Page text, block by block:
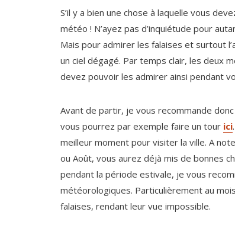
S’il y a bien une chose à laquelle vous
météo ! N’ayez pas d’inquiétude pour
Mais pour admirer les falaises et surtout
un ciel dégagé. Par temps clair, les deux
devez pouvoir les admirer ainsi pendant
Avant de partir, je vous recommande
vous pourrez par exemple faire un tour ici
meilleur moment pour visiter la ville. A
ou Août, vous aurez déjà mis de bonnes
pendant la période estivale, je vous
météorologiques. Particulièrement au
falaises, rendant leur vue impossible.